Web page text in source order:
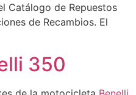
Catálogo de Repuestos
de Recambios. El
350